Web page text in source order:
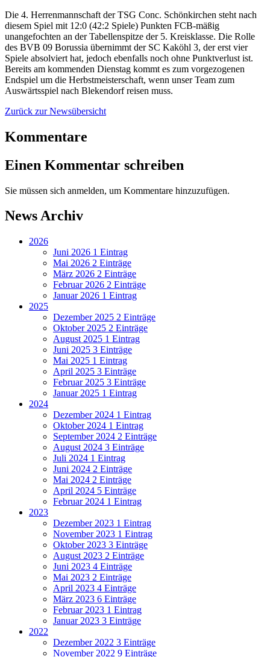
Die 4. Herrenmannschaft der TSG Conc. Schönkirchen steht nach
diesem Spiel mit 12:0 (42:2 Spiele) Punkten FCB-mäßig
unangefochten an der Tabellenspitze der 5. Kreisklasse. Die Rolle
des BVB 09 Borussia übernimmt der SC Kaköhl 3, der erst vier
Spiele absolviert hat, jedoch ebenfalls noch ohne Punktverlust ist.
Bereits am kommenden Dienstag kommt es zum vorgezogenen
Endspiel um die Herbstmeisterschaft, wenn unser Team zum
Auswärtsspiel nach Blekendorf reisen muss.
Zurück zur Newsübersicht
Kommentare
Einen Kommentar schreiben
Sie müssen sich anmelden, um Kommentare hinzuzufügen.
News Archiv
2026
Juni 2026 1 Eintrag
Mai 2026 2 Einträge
März 2026 2 Einträge
Februar 2026 2 Einträge
Januar 2026 1 Eintrag
2025
Dezember 2025 2 Einträge
Oktober 2025 2 Einträge
August 2025 1 Eintrag
Juni 2025 3 Einträge
Mai 2025 1 Eintrag
April 2025 3 Einträge
Februar 2025 3 Einträge
Januar 2025 1 Eintrag
2024
Dezember 2024 1 Eintrag
Oktober 2024 1 Eintrag
September 2024 2 Einträge
August 2024 3 Einträge
Juli 2024 1 Eintrag
Juni 2024 2 Einträge
Mai 2024 2 Einträge
April 2024 5 Einträge
Februar 2024 1 Eintrag
2023
Dezember 2023 1 Eintrag
November 2023 1 Eintrag
Oktober 2023 3 Einträge
August 2023 2 Einträge
Juni 2023 4 Einträge
Mai 2023 2 Einträge
April 2023 4 Einträge
März 2023 6 Einträge
Februar 2023 1 Eintrag
Januar 2023 3 Einträge
2022
Dezember 2022 3 Einträge
November 2022 9 Einträge